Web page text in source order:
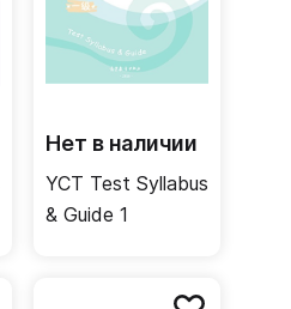
Нет в наличии
YCT Test Syllabus
& Guide 1